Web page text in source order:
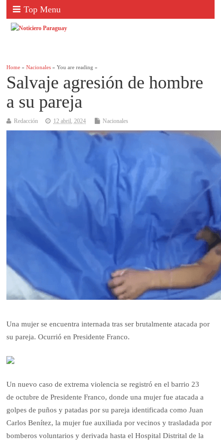
Top Menu
Home »Nacionales » You are reading »
Salvaje agresión de hombre
a su pareja
Redacción 12 abril, 2024 Nacionales
Una mujer se encuentra internada tras ser brutalmente atacada por
su pareja. Ocurrió en Presidente Franco.
Un nuevo caso de extrema violencia se registró en el barrio 23
deoctubre de Presidente Franco, donde una mujer fue atacada a
golpes de puños y patadas por su parejaidentificada como Juan
CarlosBenítez, la mujer fue auxiliada por vecinos ytrasladada por
bomberos voluntarios y derivada hasta el Hospital Distrital de la